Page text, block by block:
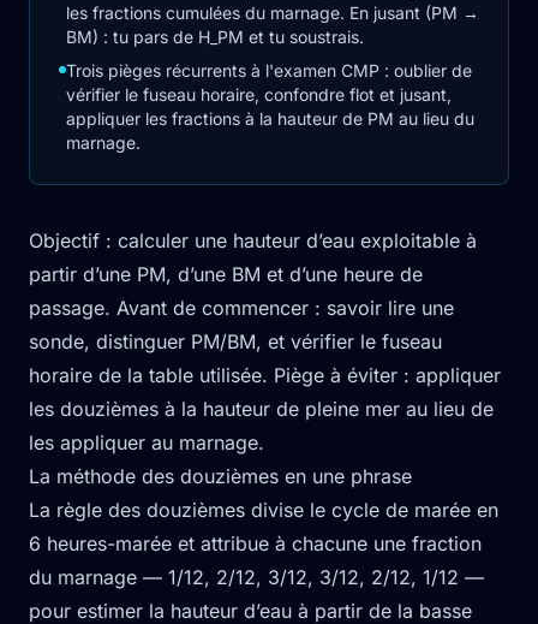
les fractions cumulées du marnage. En jusant (PM →
BM) : tu pars de H_PM et tu soustrais.
Trois pièges récurrents à l'examen CMP : oublier de
vérifier le fuseau horaire, confondre flot et jusant,
appliquer les fractions à la hauteur de PM au lieu du
marnage.
Objectif : calculer une hauteur d’eau exploitable à
partir d’une PM, d’une BM et d’une heure de
passage. Avant de commencer : savoir lire une
sonde, distinguer PM/BM, et vérifier le fuseau
horaire de la table utilisée. Piège à éviter : appliquer
les douzièmes à la hauteur de pleine mer au lieu de
les appliquer au marnage.
La méthode des douzièmes en une phrase
La règle des douzièmes divise le cycle de marée en
6 heures-marée et attribue à chacune une fraction
du marnage — 1/12, 2/12, 3/12, 3/12, 2/12, 1/12 —
pour estimer la hauteur d’eau à partir de la basse